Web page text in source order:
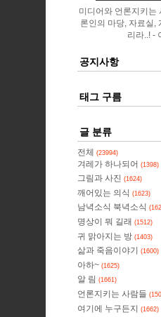
미디어와 언론지키는
론인의 마당, 자료실,
리라..!
공지사항
태그 구름
글 분류
전체 (23994)
겨레가 하나되어 (1398)
그림과 사진 (1624)
깨어있는 의식 (1623)
남녁소식 북녁소식
명상이 뭐 길래 (1512)
귀 맑아지는 방 (1403)
삶과 죽음이야기 (1600)
아하~ (1625)
알 림 (1661)
언론지키는 사람들
여기에 누구든지 (1662)